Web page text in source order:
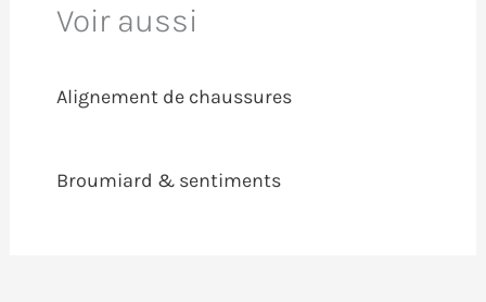
Voir aussi
Alignement de chaussures
Broumiard & sentiments